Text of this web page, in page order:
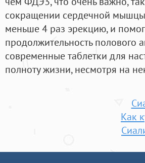
сокращении сердечной
меньше 4 раз эрекцию, и
продолжительность полового
современные таблетки для
полноту жизни, несмотря на
Как